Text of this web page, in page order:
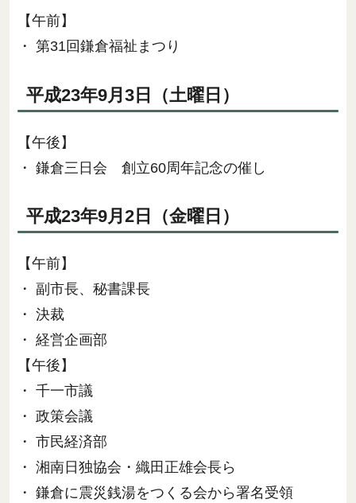
【午前】
・ 第31回鎌倉福祉まつり
平成23年9月3日（土曜日）
【午後】
・ 鎌倉三日会 創立60周年記念の催し
平成23年9月2日（金曜日）
【午前】
・ 副市長、秘書課長
・ 決裁
・ 経営企画部
【午後】
・ 千一市議
・ 政策会議
・ 市民経済部
・ 湘南日独協会・織田正雄会長ら
・ 鎌倉に震災銭湯をつくる会から署名受領